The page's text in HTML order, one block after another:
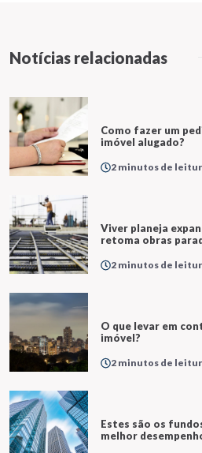
Notícias relacionadas
Como fazer um
imóvel alugado?
2 minutos de
Viver planeja
retoma obras
2 minutos de
O que levar em
imóvel?
2 minutos de
Estes são os
melhor